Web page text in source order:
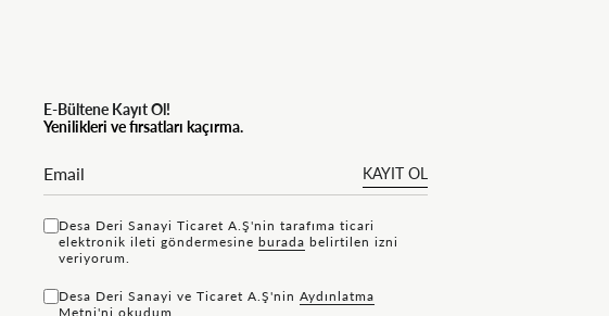
E-Bültene Kayıt Ol!
Yenilikleri ve fırsatları kaçırma.
KAYIT OL
Desa Deri Sanayi Ticaret A.Ş'nin tarafıma ticari
elektronik ileti göndermesine bu rada belirtilen izni
veriyorum.
Desa Deri Sanayi ve Ticaret A.Ş'nin Aydınlatma
Metni'ni okudum.